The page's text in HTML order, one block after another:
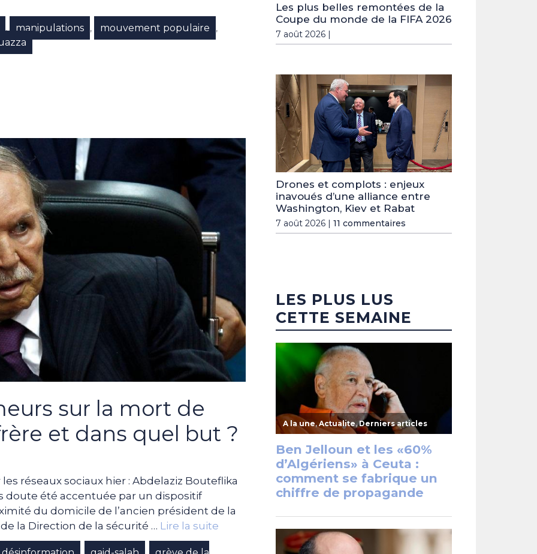
, manipulations , mouvement populaire ,
sur la mort de
et dans quel but ?
réseaux sociaux hier : Abdelaziz Bouteflika
doute été accentuée par un dispositif
du domicile de l’ancien président de la
la Direction de la sécurité … Lire la suite
Les plus belles remontées de la
Coupe du monde de la FIFA 2026
7 août 2026 |
Drones et complots : enjeux
inavoués d’une alliance entre
Washington, Kiev et Rabat
7 août 2026 | 11 commentaires
LES PLUS LUS
CETTE SEMAINE